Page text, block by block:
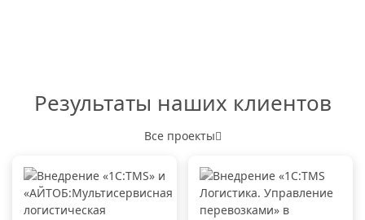
Результаты наших клиентов
Все проекты